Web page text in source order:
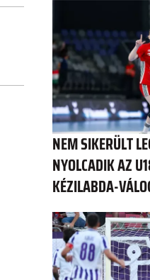
NEM SIKERÜLT
NYOLCADIK AZ
KÉZILABDA-